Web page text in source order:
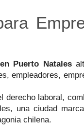
Puerto Natales
empleadores,
laboral,
una ciudad
chilena.